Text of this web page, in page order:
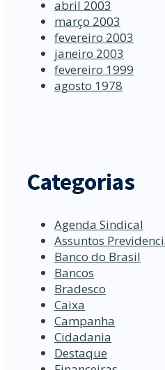
abril 2003
março 2003
fevereiro 2003
janeiro 2003
fevereiro 1999
agosto 1978
Categorias
Agenda Sindical
Assuntos
Banco do Brasil
Bancos
Bradesco
Caixa
Campanha
Cidadania
Destaque